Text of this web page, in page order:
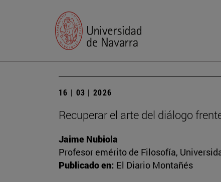
16 | 03 | 2026
Recuperar el arte del diálogo
Jaime Nubiola
Profesor emérito de Filosofía,
Publicado en: El Diario Montañés